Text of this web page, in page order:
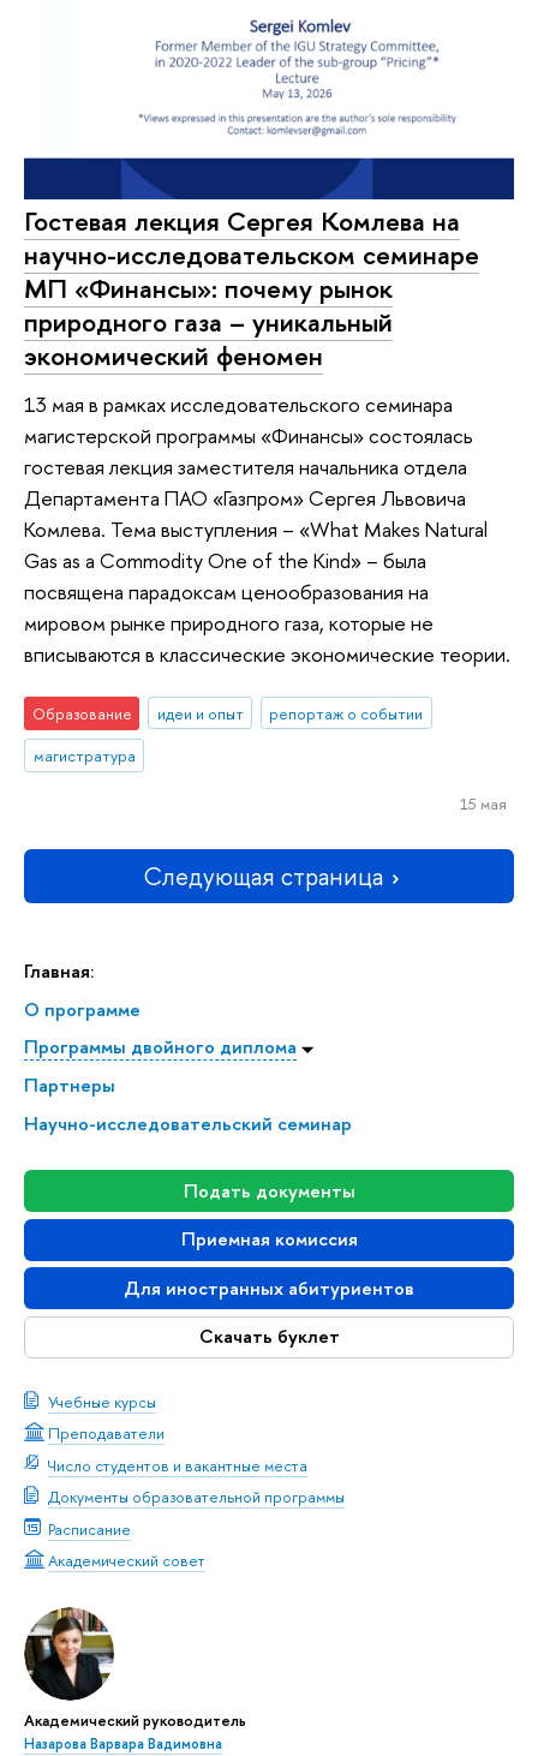
Главная:
О программе
Программы двойного диплома
Партнеры
Научно-исследовательский семинар
Подать документы
Приемная комиссия
Для иностранных абитуриентов
Скачать буклет
Учебные курсы
Преподаватели
Число студентов и вакантные места
Документы образовательной программы
Расписание
Академический совет
Академический руководитель
Назарова Варвара Вадимовна
Гостевая лекция Сергея Комлева на
научно-исследовательском семинаре
МП «Финансы»: почему рынок
природного газа – уникальный
экономический феномен
13 мая в рамках исследовательского семинара
магистерской программы «Финансы» состоялась
гостевая лекция заместителя начальника отдела
Департамента ПАО «Газпром» Сергея Львовича
Комлева. Тема выступления – «What Makes Natural
Gas as a Commodity One of the Kind» – была
посвящена парадоксам ценообразования на
мировом рынке природного газа, которые не
вписываются в классические экономические теории.
Образование идеи и опыт
репортаж о событии
магистратура
15 мая
Следующая страница